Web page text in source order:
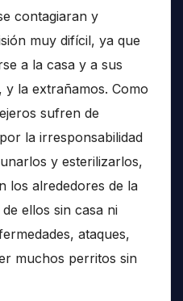
contagiaran y
muy difícil, ya que
a la casa y a sus
la extrañamos. Como
sufren de
la irresponsabilidad
y esterilizarlos,
los alrededores de la
ellos sin casa ni
ataques,
muchos perritos sin